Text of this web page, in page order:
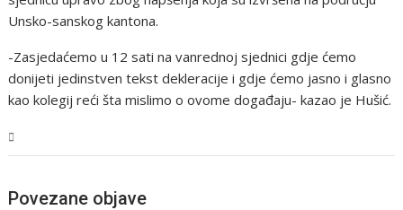
Unsko-sanskog kantona.
-Zasjedaćemo u 12 sati na vanrednoj sjednici gdje ćemo
donijeti jedinstven tekst dekleracije i gdje ćemo jasno i glasno
kao kolegij reći šta mislimo o ovome događaju- kazao je Hušić.
Povezane objave